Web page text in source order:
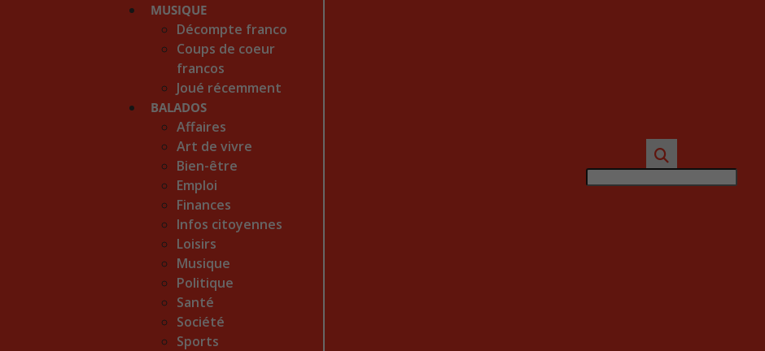
MUSIQUE
Décompte franco
Coups de coeur
francos
Joué récemment
BALADOS
Affaires
Art de vivre
Bien-être
Emploi
Finances
Infos citoyennes
Loisirs
Musique
Politique
Santé
Société
Sports